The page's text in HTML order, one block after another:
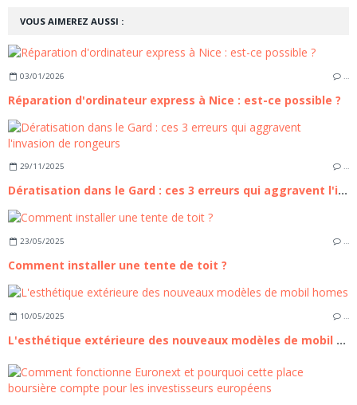
VOUS AIMEREZ AUSSI :
03/01/2026 …
Réparation d'ordinateur express à Nice : est-ce possible ?
29/11/2025 …
Dératisation dans le Gard : ces 3 erreurs qui aggravent l'invasion de rongeurs
23/05/2025 …
Comment installer une tente de toit ?
10/05/2025 …
L'esthétique extérieure des nouveaux modèles de mobil homes